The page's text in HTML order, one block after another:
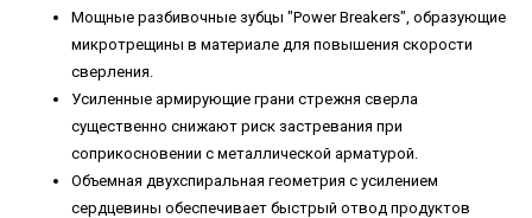
Мощные разбивочные зубцы "Power Breakers", образующие
микротрещины в материале для повышения скорости
сверления.
Усиленные армирующие грани стрежня сверла
существенно снижают риск застревания при
соприкосновении с металлической арматурой.
Объемная двухспиральная геометрия с усилением
сердцевины обеспечивает быстрый отвод продуктов